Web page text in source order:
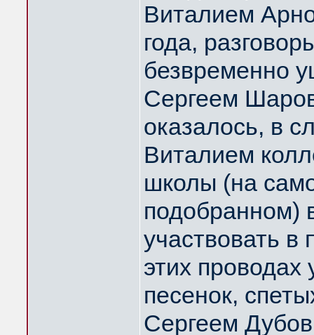
Виталием
года,
безвременно
Сергеем
оказалось, в
Виталием
школы (на
подобранном)
участвовать в
этих проводах
песенок,
Сергеем